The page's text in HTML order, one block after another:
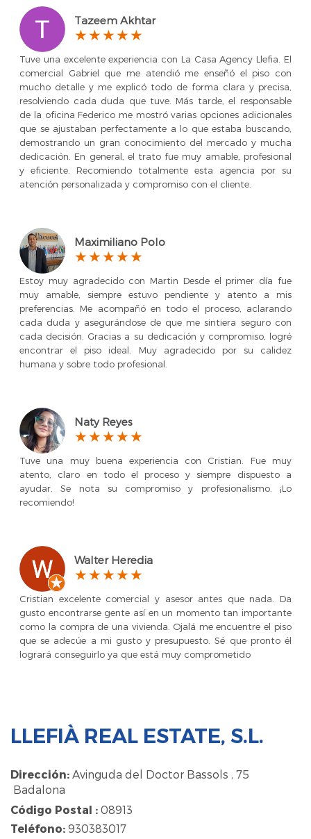
Tazeem Akhtar
Tuve una excelente experiencia con La Casa Agency Llefia. El
comercial Gabriel que me atendió me enseñó el piso con
mucho detalle y me explicó todo de forma clara y precisa,
resolviendo cada duda que tuve. Más tarde, el responsable
de la oficina Federico me mostró varias opciones adicionales
que se ajustaban perfectamente a lo que estaba buscando,
demostrando un gran conocimiento del mercado y mucha
dedicación. En general, el trato fue muy amable, profesional
y eficiente. Recomiendo totalmente esta agencia por su
atención personalizada y compromiso con el cliente.
Maximiliano Polo
Estoy muy agradecido con Martin Desde el primer día fue
muy amable, siempre estuvo pendiente y atento a mis
preferencias. Me acompañó en todo el proceso, aclarando
cada duda y asegurándose de que me sintiera seguro con
cada decisión. Gracias a su dedicación y compromiso, logré
encontrar el piso ideal. Muy agradecido por su calidez
humana y sobre todo profesional.
Naty Reyes
Tuve una muy buena experiencia con Cristian. Fue muy
atento, claro en todo el proceso y siempre dispuesto a
ayudar. Se nota su compromiso y profesionalismo. ¡Lo
recomiendo!
Walter Heredia
Cristian excelente comercial y asesor antes que nada. Da
gusto encontrarse gente así en un momento tan importante
como la compra de una vivienda. Ojalá me encuentre el piso
que se adecúe a mi gusto y presupuesto. Sé que pronto él
logrará conseguirlo ya que está muy comprometido
LLEFIÀ REAL ESTATE, S.L.
Dirección: Avinguda del Doctor Bassols , 75
Badalona
Código Postal : 08913
Teléfono: 930383017